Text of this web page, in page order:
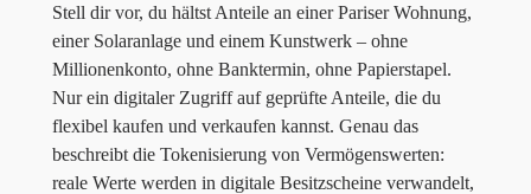
Stell dir vor, du hältst Anteile an einer Pariser Wohnung,
einer Solaranlage und einem Kunstwerk – ohne
Millionenkonto, ohne Banktermin, ohne Papierstapel.
Nur ein digitaler Zugriff auf geprüfte Anteile, die du
flexibel kaufen und verkaufen kannst. Genau das
beschreibt die Tokenisierung von Vermögenswerten:
reale Werte werden in digitale Besitzscheine verwandelt,